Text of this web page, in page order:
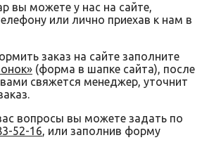
вы можете у нас на сайте,
или лично приехав к нам в
заказ на сайте заполните
(форма в шапке сайта), после
свяжется менеджер, уточнит
вопросы вы можете задать по
52-16, или заполнив форму